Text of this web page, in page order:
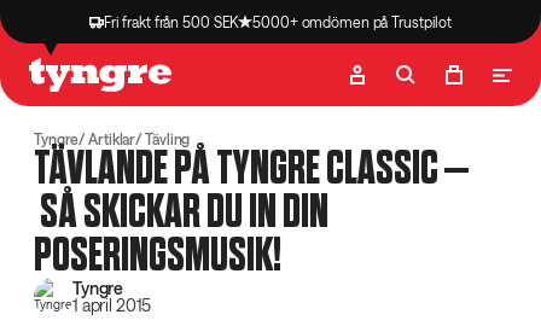
Fri frakt från 500 SEK 5000+ omdömen på Trustpilot
Butik Recept
Tyngre Artiklar Tävling
TÄVLANDE PÅ TYNGRE CLASSIC –
SÅ SKICKAR DU IN DIN
POSERINGSMUSIK!
Tyngre
1 april 2015